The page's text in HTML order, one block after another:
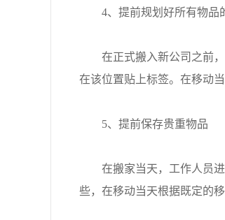
4、提前规划好所有物品
在正式搬入新公司之前，
在该位置贴上标签。在移动
5、提前保存贵重物品
在搬家当天，工作人员进
些，在移动当天根据既定的移